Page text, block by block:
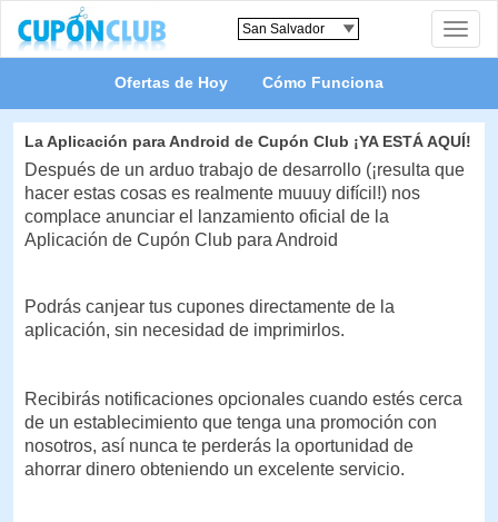
Toggle
Ofertas de Hoy Cómo Funciona
La Aplicación para Android de Cupón Club ¡YA ESTÁ AQUÍ!
Después de un arduo trabajo de desarrollo (¡resulta que
hacer estas cosas es realmente muuuy difícil!) nos
complace anunciar el lanzamiento oficial de la
Aplicación de Cupón Club para Android
Podrás canjear tus cupones directamente de la
aplicación, sin necesidad de imprimirlos.
Recibirás notificaciones opcionales cuando estés cerca
de un establecimiento que tenga una promoción con
nosotros, así nunca te perderás la oportunidad de
ahorrar dinero obteniendo un excelente servicio.